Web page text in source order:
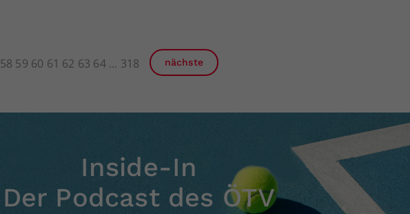
58 59 60 61 62 63 64 318 nächste
Inside-In
Der Podcast des ÖTV